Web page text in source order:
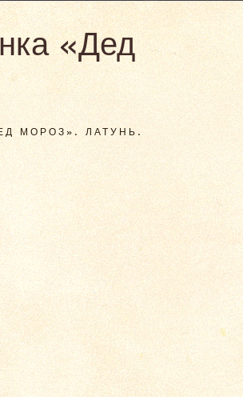
«Дед
МОРОЗ». ЛАТУНЬ.